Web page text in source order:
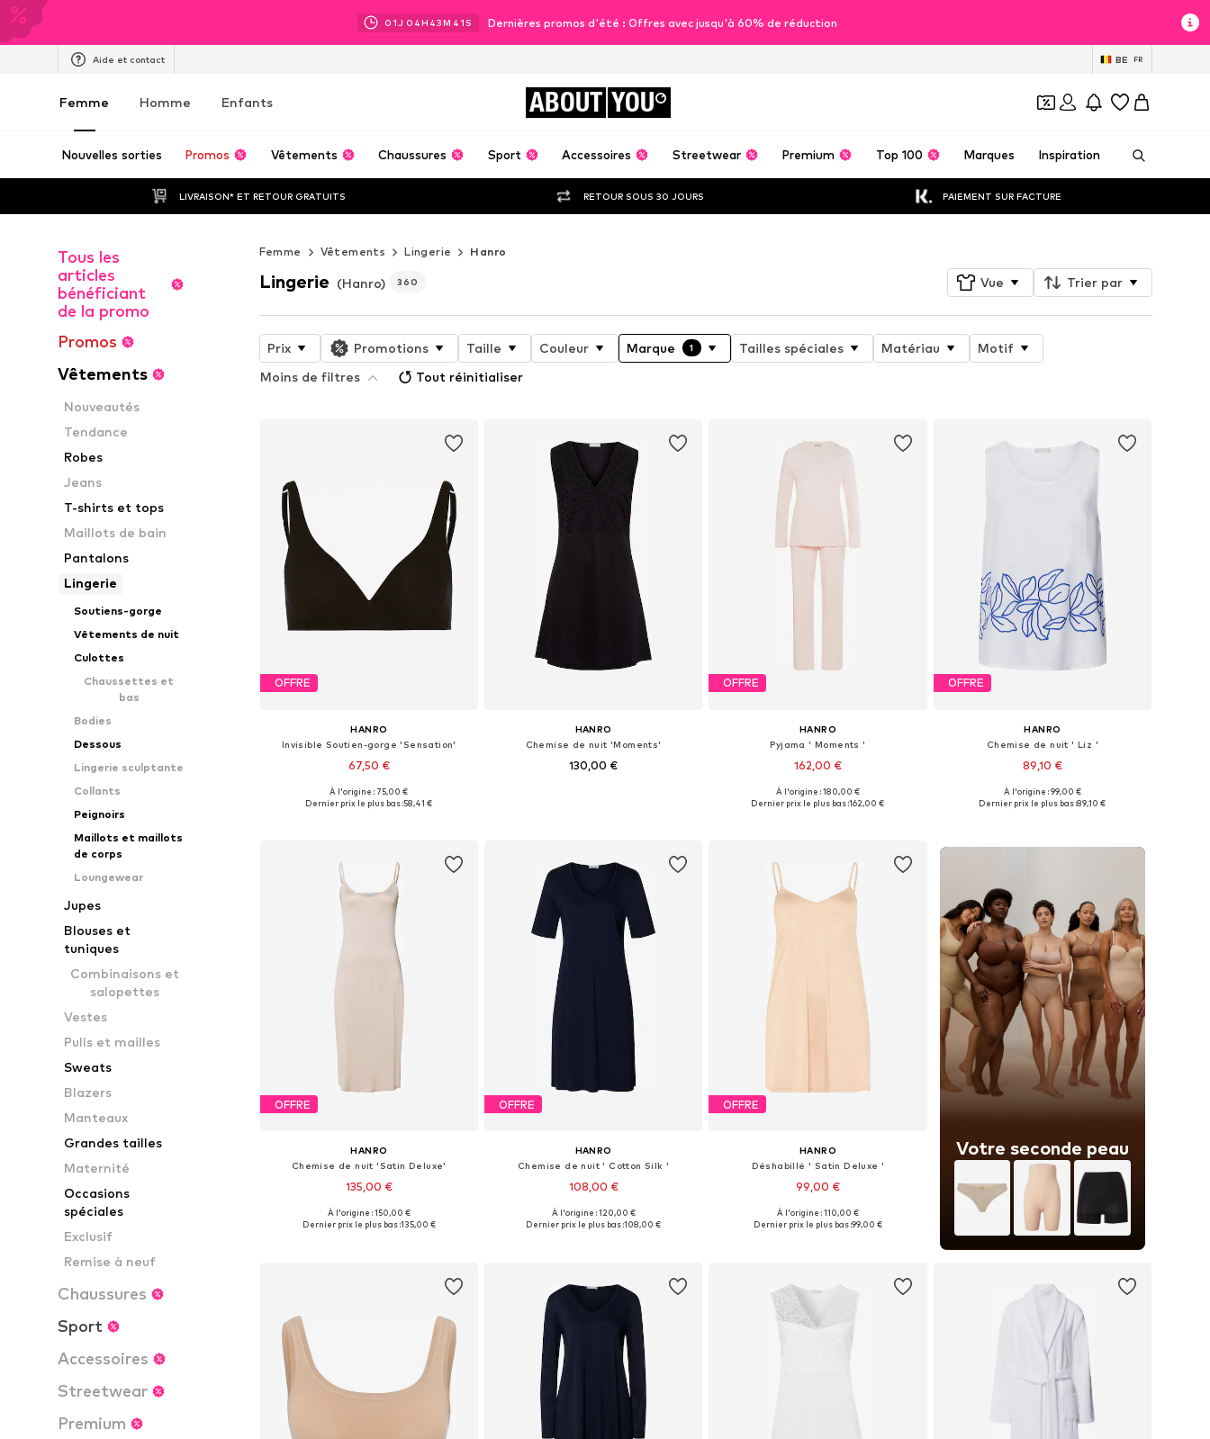
01J 04H 43M 40S Dernières promos d'été : Offres avec jusqu'à 60% de réduction
Aide et contact BE FR
Femme Homme Enfants ABOUT YOU
Nouvelles sorties Promos Vêtements Chaussures Sport Accessoires Streetwear Premium Top 100 Marques Inspiration
LIVRAISON* ET RETOUR GRATUITS RETOUR SOUS 30 JOURS PAIEMENT SUR FACTURE
Tous les
articles
bénéficiant
de la promo
Promos
Vêtements
Nouveautés
Tendance
Robes
Jeans
T-shirts et tops
Maillots de bain
Pantalons
Lingerie
Soutiens-gorge
Vêtements de nuit
Culottes
Chaussettes et
bas
Bodies
Dessous
Lingerie sculptante
Collants
Peignoirs
Maillots et maillots
de corps
Loungewear
Jupes
Blouses et
tuniques
Combinaisons et
salopettes
Vestes
Pulls et mailles
Sweats
Blazers
Manteaux
Grandes tailles
Maternité
Occasions
spéciales
Exclusif
Remise à neuf
Chaussures
Sport
Accessoires
Streetwear
Premium
Femme Vêtements Lingerie Hanro
Lingerie (Hanro) 360 Vue Trier par
Prix Promotions Taille Couleur Marque 1 Tailles spéciales Matériau
Motif
Moins de filtres
Tout réinitialiser
OFFRE
HANRO
Invisible Soutien-gorge 'Sensation'
67,50 €
Disponible en plusieurs tailles
À l'origine : 75,00 €
Dernier prix le plus bas :58,41 €
HANRO
Chemise de nuit 'Moments'
130,00 €
OFFRE
HANRO
Pyjama ' Moments '
162,00 €
Tailles disponibles: XS, S, M, L, XL
À l'origine : 180,00 €
Dernier prix le plus bas :162,00 €
OFFRE
HANRO
Chemise de nuit ' Liz '
89,10 €
Tailles disponibles: XS, S, M, L, XL
À l'origine : 99,00 €
Dernier prix le plus bas :89,10 €
OFFRE
HANRO
Chemise de nuit 'Satin Deluxe'
135,00 €
Tailles disponibles: XS, S, M, L, XL
À l'origine : 150,00 €
Dernier prix le plus bas :135,00 €
OFFRE
HANRO
Chemise de nuit ' Cotton Silk '
108,00 €
+1
Tailles disponibles: XS, S, M, L, XL
À l'origine : 120,00 €
Dernier prix le plus bas :108,00 €
OFFRE
HANRO
Déshabillé ' Satin Deluxe '
99,00 €
Tailles disponibles: 34, 36, 38, 40
À l'origine : 110,00 €
Dernier prix le plus bas :99,00 €
Votre seconde peau